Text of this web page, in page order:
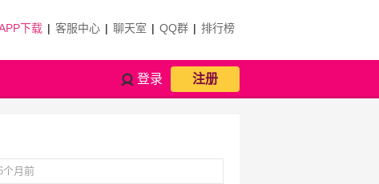
下载 | 客服中心 | 聊天室 | QQ群 | 排行榜
登录 注册
个月前